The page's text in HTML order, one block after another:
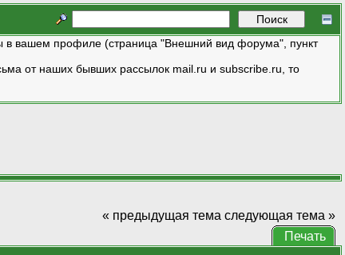
в вашем профиле (страница "Внешний вид форума", пункт
от наших бывших рассылок mail.ru и subscribe.ru, то
« предыдущая тема следующая тема »
Печать